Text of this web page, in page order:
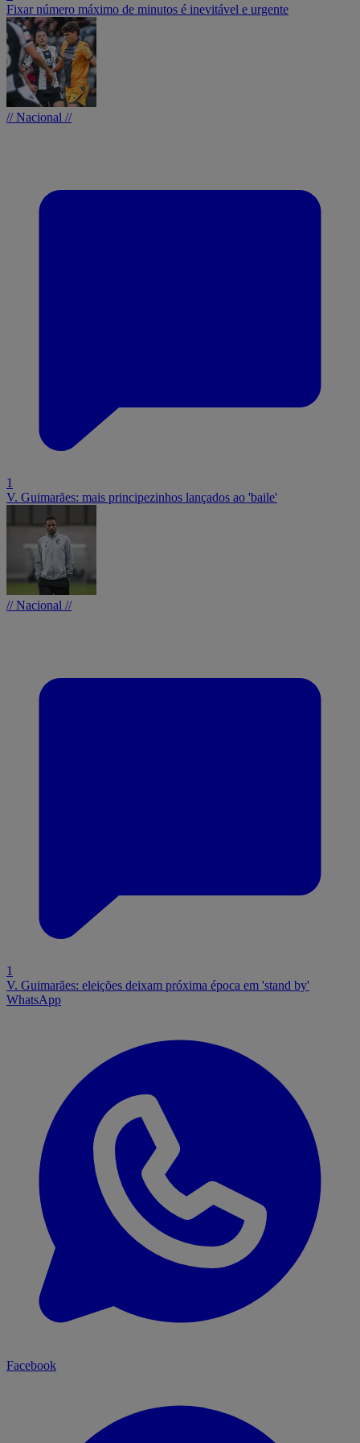
Fixar número máximo de minutos é inevitável e urgente
// Nacional //
1
V. Guimarães: mais principezinhos lançados ao 'baile'
// Nacional //
1
V. Guimarães: eleições deixam próxima época em 'stand by'
WhatsApp
Facebook